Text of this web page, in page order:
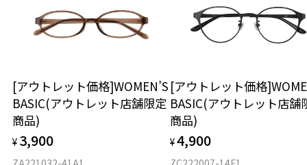
仕上がり寸法
D 仕上がりの横幅：約138mm
E 仕上がりの縦幅：約44mm
きます。
※保証期間内に交換が行われた場合、保証期間は初期の期間から
安心2 視力測定無料
視力の変化を早めに発見するために、定期的な視
力測定をおすすめいたします。
談ください。
オンラインストアでフレームのみ購入して、
実店舗で度付きにできます
ご購入時に「レンズ交換券」をお選びいただくと、実店舗で
度数を測定のうえ、度付きレンズ（標準セットレンズ）へ無
料交換いただけます。
[アウトレット価格]WOMEN’S
BASIC(アウトレット店舗限定
商品)
¥ 3,900
[アウトレット価格
BASIC(アウトレット店舗
商品)
¥4,900